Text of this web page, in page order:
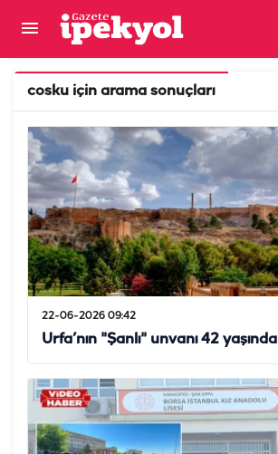
cosku için arama sonuçları
22-06-2026 09:42
Urfa’nın "Şanlı" unvanı 42 yaşında